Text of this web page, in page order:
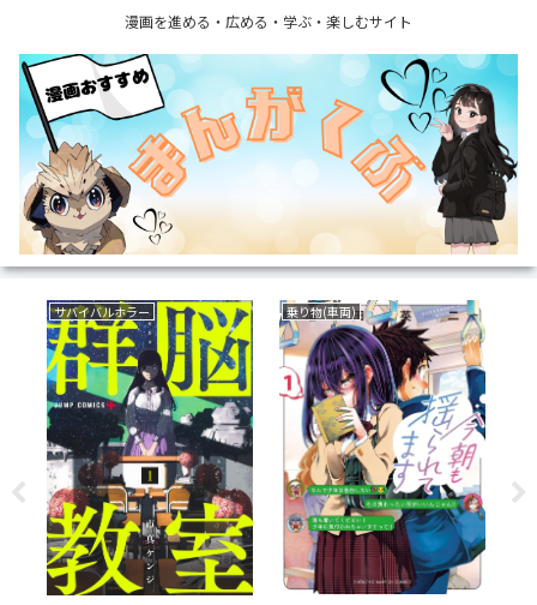
漫画を進める・広める・学ぶ・楽しむサイト
サバイバルホラー 乗り物(車両)